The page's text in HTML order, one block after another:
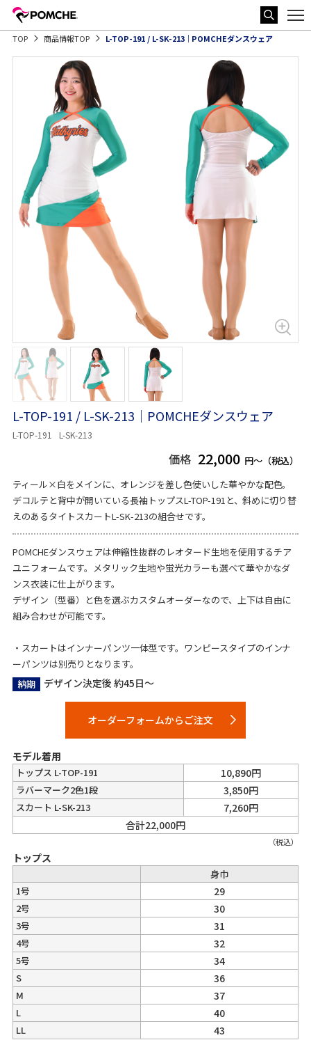
TOP 商品情報TOP L-TOP-191 / L-SK-213｜POMCHEダンスウェア
L-TOP-191 / L-SK-213｜POMCHEダンスウェア
L-TOP-191 L-SK-213
価格 22,000 円～（税込）
ティール×白をメインに、オレンジを差し色使いした華やかな配色。
デコルテと背中が開いている長袖トップスL-TOP-191と、斜めに切り替
えのあるタイトスカートL-SK-213の組合せです。
POMCHEダンスウェアは伸縮性抜群のレオタード生地を使用するチア
ユニフォームです。メタリック生地や蛍光カラーも選べて華やかなダ
ンス衣装に仕上がります。
デザイン（型番）と色を選ぶカスタムオーダーなので、上下は自由に
組み合わせが可能です。
・スカートはインナーパンツ一体型です。ワンピースタイプのインナ
ーパンツは別売りとなります。
納期
デザイン決定後 約45日～
オーダーフォームからご注文
モデル着用
（税込）
トップス L-TOP-191 10,890円
ラバーマーク2色1段 3,850円
スカート L-SK-213
7,260円
合計22,000円
トップス
身巾
1号
29
2号 30
3号 31
4号 32
5号 34
S 36
M 37
L 40
LL 43